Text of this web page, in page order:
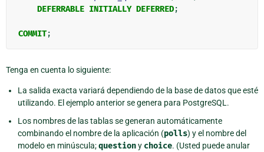
DEFERRABLE INITIALLY DEFERRED;
COMMIT;
Tenga en cuenta lo siguiente:
La salida exacta variará dependiendo de la base de datos que esté
utilizando. El ejemplo anterior se genera para PostgreSQL.
Los nombres de las tablas se generan automáticamente
combinando el nombre de la aplicación (polls) y el nombre del
modelo en minúscula;questiony choice. (Usted puede anular